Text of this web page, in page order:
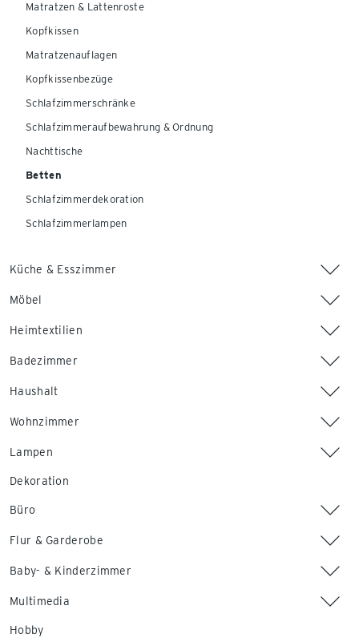
Matratzen & Lattenroste
Kopfkissen
Matratzenauflagen
Kopfkissenbezüge
Schlafzimmerschränke
Schlafzimmeraufbewahrung & Ordnung
Nachttische
Betten
Schlafzimmerdekoration
Schlafzimmerlampen
Küche & Esszimmer
Möbel
Heimtextilien
Badezimmer
Haushalt
Wohnzimmer
Lampen
Dekoration
Büro
Flur & Garderobe
Baby- & Kinderzimmer
Multimedia
Hobby